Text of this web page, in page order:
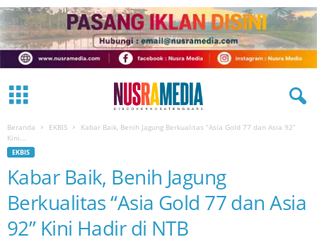
Beranda EKBIS
Kabar Baik, Benih Jagung Berkualitas “Asia Gold 77 dan Asia 92”
Kini...
EKBIS
Kabar Baik, Benih Jagung
Berkualitas “Asia Gold 77 dan Asia
92” Kini Hadir di NTB